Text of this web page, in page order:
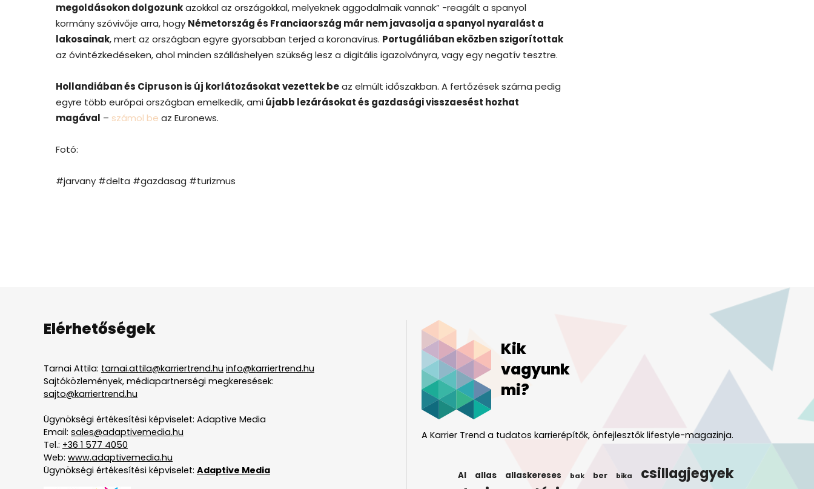
megoldásokon dolgozunkazokkal az országokkal, melyeknek aggodalmaik vannak” -reagált a spanyol
kormány szóvivője arra, hogy Németország és Franciaország már nem javasolja a spanyol nyaralást a
lakosainak, mert az országban egyre gyorsabban terjed a koronavírus. Portugáliában eközben szigorítottak
az óvintézkedéseken, ahol minden szálláshelyen szükség lesz a digitális igazolványra, vagy egy negatív tesztre.
Hollandiában és Cipruson is új korlátozásokat vezettek beaz elmúlt időszakban. A fertőzések száma pedig
egyre több európai országban emelkedik, amiújabb lezárásokat és gazdasági visszaesést hozhat
magával – számol be az Euronews.
Fotó:
#jarvany #delta #gazdasag #turizmus
Elérhetőségek
Tarnai Attila: tarnai.attila@karriertrend.hu info@karriertrend.hu
Sajtóközlemények, médiapartnerségi megkeresések:
sajto@karriertrend.hu
Ügynökségi értékesítési képviselet: Adaptive Media
Email: sales@adaptivemedia.hu
Tel.: +36 1 577 4050
Web: www.adaptivemedia.hu
Ügynökségi értékesítési képviselet: Adaptive Media
Kik
vagyunk
mi?
A Karrier Trend a tudatos karrierépítők, önfejlesztők lifestyle-magazinja.
AI allas allaskereses bak ber bika csillagjegyek